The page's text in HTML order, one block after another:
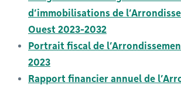
d’immobilisations de
Ouest 2023-2032
Portrait fiscal de
2023
Rapport financier annuel de